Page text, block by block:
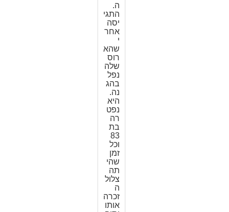
ה.
התגי
יסה
אחר
י
שהא
רוס
שלה
נפל
בהג
נה.
היא
נפט
רה
בת
83
וכל
זמן
שהי
תה
צלול
ה
זכרה
אותו